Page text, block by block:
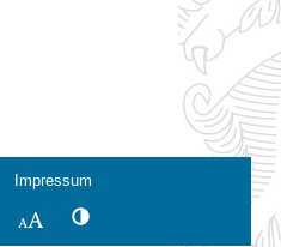
Impressum
SchriftgrößeKontrastwechsel